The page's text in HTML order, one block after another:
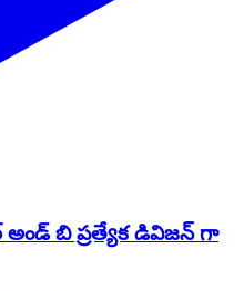
బి ప్రత్యేక డివిజన్ గా